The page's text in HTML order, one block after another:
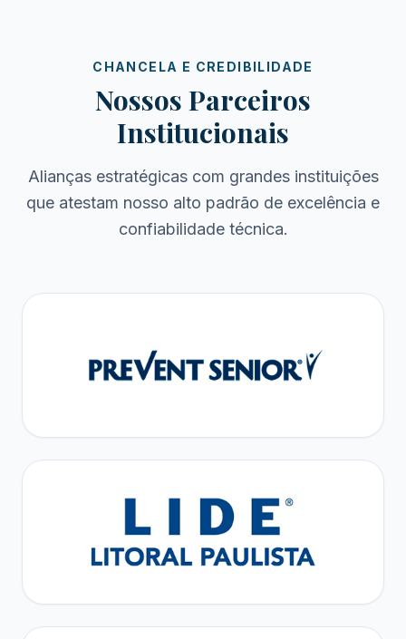
CHANCELA E CREDIBILIDADE
Nossos Parceiros
Institucionais
Alianças estratégicas com grandes instituições
que atestam nosso alto padrão de excelência e
confiabilidade técnica.